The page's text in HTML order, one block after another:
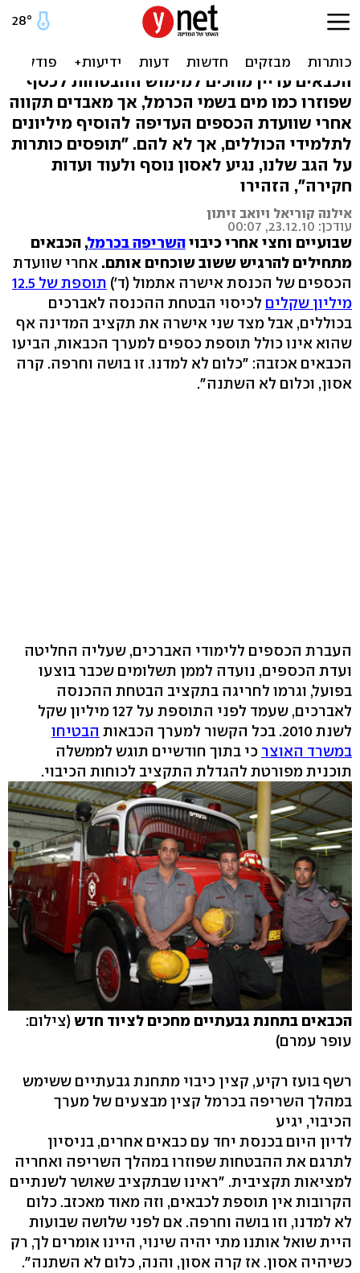
תוספת לאברכים במקום
לכבאים: "האסון נשכח"
הכבאים עדיין מחכים למימוש ההבטחות לכסף
שפוזרו כמו מים בשמי הכרמל, אך מאבדים תקווה
אחרי שוועדת הכספים העדיפה להוסיף מיליונים
לתלמידי הכוללים, אך לא להם. "תופסים כותרות
על הגב שלנו, נגיע לאסון נוסף ולעוד ועדות
חקירה", הזהירו
אילנה קוריאל ויואב זיתון
עודכן: 23.12.10, 00:07
שבועיים וחצי אחרי כיבויהשריפה בכרמל, הכבאים
מתחילים להרגיש ששוב שוכחים אותם. אחרי שוועדת
הכספים של הכנסת אישרה אתמול (ד')
תוספת של 12.5
מיליון שקלים לכיסוי הבטחת ההכנסה לאברכים
בכוללים, אבל מצד שני אישרה את תקציב המדינה אף
שהוא אינו כולל תוספת כספים למערך הכבאות, הביעו
הכבאים אכזבה: "כלום לא למדנו. זו בושה וחרפה. קרה
אסון, וכלום לא השתנה".
העברת הכספים ללימודי האברכים, שעליה החליטה
ועדת הכספים, נועדה לממן תשלומים שכבר בוצעו
בפועל, וגרמו לחריגה בתקציב הבטחת ההכנסה
לאברכים, שעמד לפני התוספת על 127 מיליון שקל
לשנת 2010. בכל הקשור למערך הכבאות
הבטיחו
במשרד האוצר כי בתוך חודשיים תוגש לממשלה
תוכנית מפורטת להגדלת התקציב לכוחות הכיבוי.
הכבאים בתחנת גבעתיים מחכים לציוד חדש (צילום:
עופר עמרם)
רשף בועז רקיע, קצין כיבוי מתחנת גבעתיים ששימש
במהלך השריפה בכרמל קצין מבצעים של מערך
הכיבוי, יגיע
לדיון היום בכנסת יחד עם כבאים אחרים, בניסיון
לתרגם את ההבטחות שפוזרו במהלך השריפה ואחריה
למציאות תקציבית. "ראינו שבתקציב שאושר לשנתיים
הקרובות אין תוספת לכבאים, וזה מאוד מאכזב. כלום
לא למדנו, וזו בושה וחרפה. אם לפני שלושה שבועות
היית שואל אותנו מתי יהיה שינוי, היינו אומרים לך, רק
כשיהיה אסון. אז קרה אסון, והנה, כלום לא השתנה".